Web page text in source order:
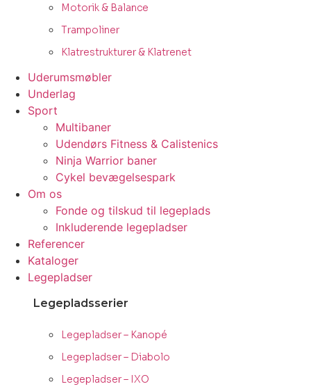
Motorik & Balance
Trampoliner
Klatrestrukturer & Klatrenet
Uderumsmøbler
Underlag
Sport
Multibaner
Udendørs Fitness & Calistenics
Ninja Warrior baner
Cykel bevægelsespark
Om os
Fonde og tilskud til legeplads
Inkluderende legepladser
Referencer
Kataloger
Legepladser
Legepladsserier
Legepladser – Kanopé
Legepladser – Diabolo
Legepladser – IXO